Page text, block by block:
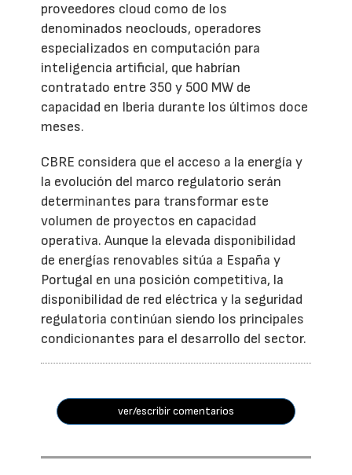
proveedores cloud como de los
denominados neoclouds, operadores
especializados en computación para
inteligencia artificial, que habrían
contratado entre 350 y 500 MW de
capacidad en Iberia durante los últimos doce
meses.
CBRE considera que el acceso a la energía y
la evolución del marco regulatorio serán
determinantes para transformar este
volumen de proyectos en capacidad
operativa. Aunque la elevada disponibilidad
de energías renovables sitúa a España y
Portugal en una posición competitiva, la
disponibilidad de red eléctrica y la seguridad
regulatoria continúan siendo los principales
condicionantes para el desarrollo del sector.
ver/escribir comentarios